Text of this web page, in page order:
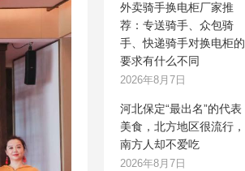
外卖骑手换电柜厂家推
荐：专送骑手、众包骑
手、快递骑手对换电柜的
要求有什么不同
2026年8月7日
河北保定“最出名”的代表
美食，北方地区很流行，
南方人却不爱吃
2026年8月7日